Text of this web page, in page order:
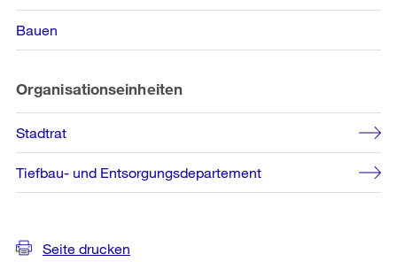
Bauen
Organisationseinheiten
Stadtrat
Tiefbau- und Entsorgungsdepartement
Seite drucken